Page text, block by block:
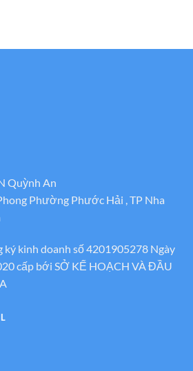
Quỳnh An
Phường Phước Hải , TP Nha
ký kinh doanh số 4201905278 Ngày
cấp bới SỞ KẾ HOẠCH VÀ ĐẦU